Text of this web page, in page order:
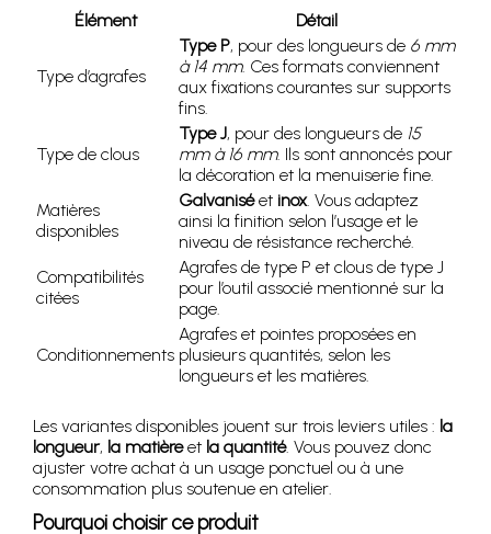
Élément Détail
Type d’agrafes
Type P, pour des longueurs de 6 mm
à 14 mm. Ces formats conviennent
aux fixations courantes sur supports
fins.
Type de clous
Type J, pour des longueurs de 15
mm à 16 mm. Ils sont annoncés pour
la décoration et la menuiserie fine.
Matières
disponibles
Galvaniséet inox. Vous adaptez
ainsi la finition selon l’usage et le
niveau de résistance recherché.
Compatibilités
citées
Agrafes de type P et clous de type J
pour l’outil associé mentionné sur la
page.
Conditionnements
Agrafes et pointes proposées en
plusieurs quantités, selon les
longueurs et les matières.
Les variantes disponibles jouent sur trois leviers utiles : la
longueur, la matièreet la quantité. Vous pouvez donc
ajuster votre achat à un usage ponctuel ou à une
consommation plus soutenue en atelier.
Pourquoi choisir ce produit